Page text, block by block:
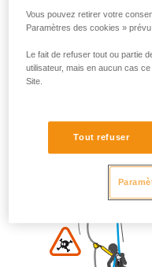
Ces trois options
secours, dans tous les
spécifiques à la situation
Vous pouvez retirer votre
Paramètres des cookies »
Le fait de refuser tout ou partie
utilisateur, mais en aucun cas
Site.
Tout refuser